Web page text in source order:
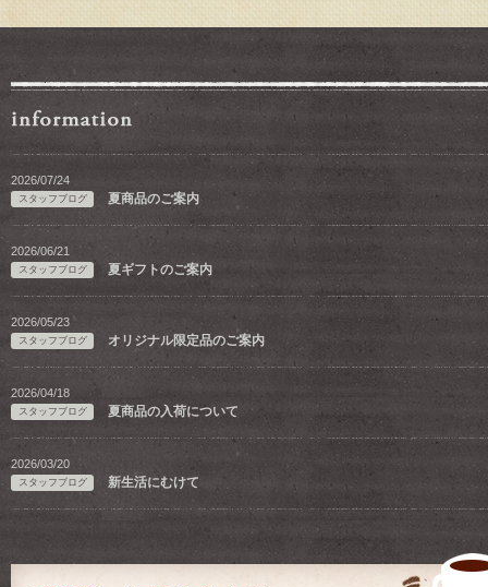
2026/07/24
スタッフブログ 夏商品のご案内
2026/06/21
スタッフブログ 夏ギフトのご案内
2026/05/23
スタッフブログ オリジナル限定品のご案内
2026/04/18
スタッフブログ 夏商品の入荷について
2026/03/20
スタッフブログ 新生活にむけて